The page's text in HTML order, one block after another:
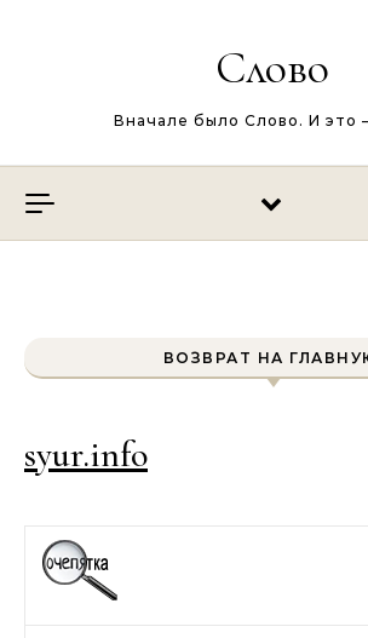
Слово
Вначале было Слово. И
ВОЗВРАТ НА
syur.info